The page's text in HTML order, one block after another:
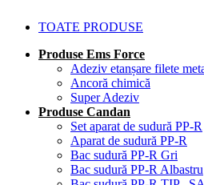
TOATE PRODUSE
Produse Ems Force
Adeziv etanșare filete
Ancoră chimică
Super Adeziv
Produse Candan
Set aparat de sudură PP-R
Aparat de sudură PP-R
Bac sudură PP-R Gri
Bac sudură PP-R Albastru